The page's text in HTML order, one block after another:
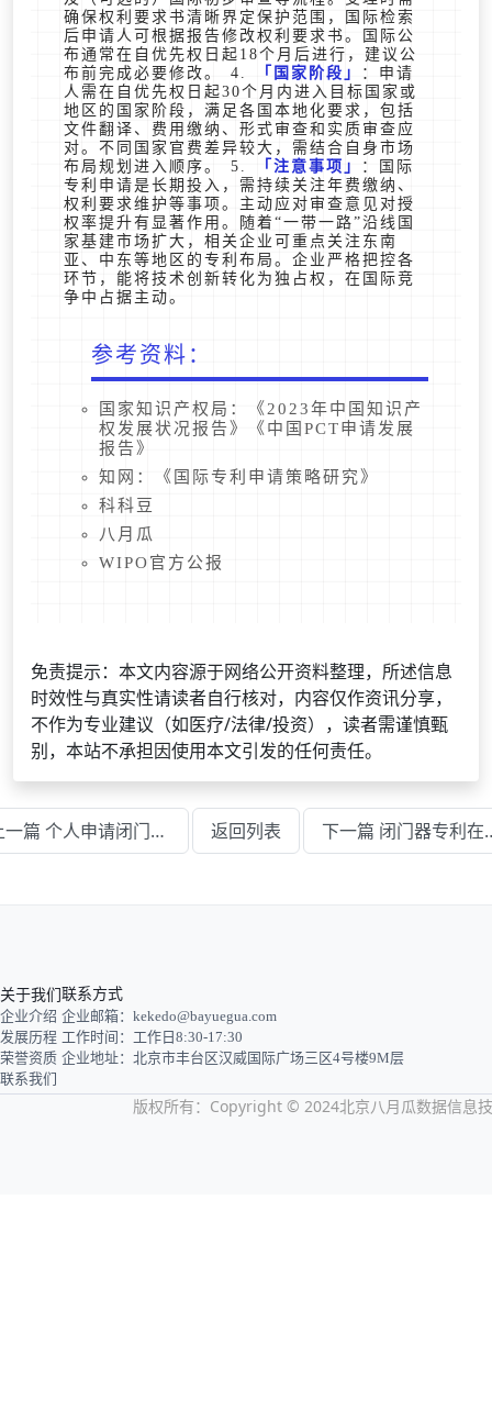
确保权利要求书清晰界定保护范围，国际检索
后申请人可根据报告修改权利要求书。国际公
布通常在自优先权日起18个月后进行，建议公
布前完成必要修改。 4.
国家阶段
：申请
人需在自优先权日起30个月内进入目标国家或
地区的国家阶段，满足各国本地化要求，包括
文件翻译、费用缴纳、形式审查和实质审查应
对。不同国家官费差异较大，需结合自身市场
布局规划进入顺序。 5.
注意事项
：国际
专利申请是长期投入，需持续关注年费缴纳、
权利要求维护等事项。主动应对审查意见对授
权率提升有显著作用。随着“一带一路”沿线国
家基建市场扩大，相关企业可重点关注东南
亚、中东等地区的专利布局。企业严格把控各
环节，能将技术创新转化为独占权，在国际竞
争中占据主动。
参考资料：
国家知识产权局：《2023年中国知识产
权发展状况报告》《中国PCT申请发展
报告》
知网：《国际专利申请策略研究》
科科豆
八月瓜
WIPO官方公报
免责提示：本文内容源于网络公开资料整理，所述信息
时效性与真实性请读者自行核对，内容仅作资讯分享，
不作为专业建议（如医疗/法律/投资），读者需谨慎甄
别，本站不承担因使用本文引发的任何责任。
上一篇 个人申请闭门器专利的流程及费用 返回列表 下一篇 闭
关于我们
企业介绍
发展历程
荣誉资质
联系我们
联系方式
企业邮箱：kekedo@bayuegua.com
工作时间：工作日8:30-17:30
企业地址：北京市丰台区汉威国际广场三区4号楼9M层
版权所有：Copyright © 2024北京八月瓜数据信息